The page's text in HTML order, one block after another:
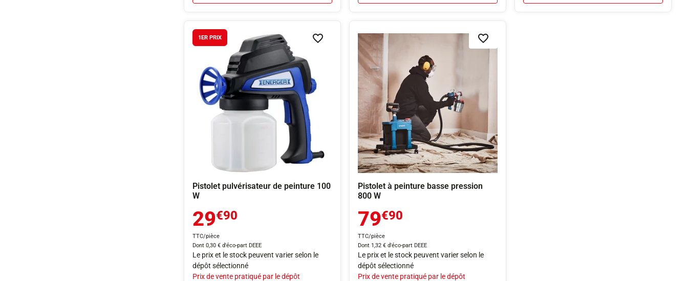
1ER PRIX Ajouter à la liste de souhaits
Pistolet pulvérisateur de peinture 100
W
29€90
TTC/pièce
Dont 0,30 € d'éco-part DEEE
Le prix et le stock peuvent varier selon le
dépôt sélectionné
Prix de vente pratiqué par le dépôt
Ajouter à la liste de souhaits
Pistolet à peinture basse pression
800 W
79€90
TTC/pièce
Dont 1,32 € d'éco-part DEEE
Le prix et le stock peuvent varier selon le
dépôt sélectionné
Prix de vente pratiqué par le dépôt